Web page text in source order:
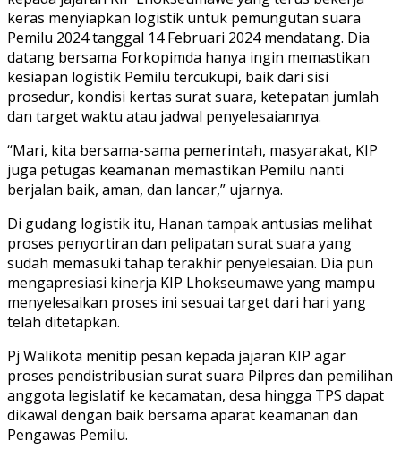
keras menyiapkan logistik untuk pemungutan suara
Pemilu 2024 tanggal 14 Februari 2024 mendatang. Dia
datang bersama Forkopimda hanya ingin memastikan
kesiapan logistik Pemilu tercukupi, baik dari sisi
prosedur, kondisi kertas surat suara, ketepatan jumlah
dan target waktu atau jadwal penyelesaiannya.
“Mari, kita bersama-sama pemerintah, masyarakat, KIP
juga petugas keamanan memastikan Pemilu nanti
berjalan baik, aman, dan lancar,” ujarnya.
Di gudang logistik itu, Hanan tampak antusias melihat
proses penyortiran dan pelipatan surat suara yang
sudah memasuki tahap terakhir penyelesaian. Dia pun
mengapresiasi kinerja KIP Lhokseumawe yang mampu
menyelesaikan proses ini sesuai target dari hari yang
telah ditetapkan.
Pj Walikota menitip pesan kepada jajaran KIP agar
proses pendistribusian surat suara Pilpres dan pemilihan
anggota legislatif ke kecamatan, desa hingga TPS dapat
dikawal dengan baik bersama aparat keamanan dan
Pengawas Pemilu.